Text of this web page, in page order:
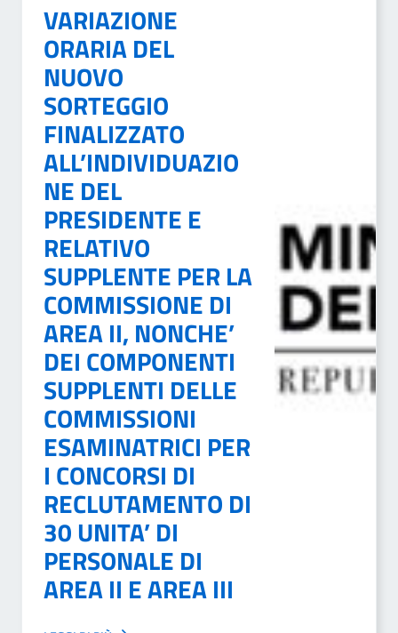
VARIAZIONE
ORARIA DEL
NUOVO
SORTEGGIO
FINALIZZATO
ALL’INDIVIDUAZIO
NE DEL
PRESIDENTE E
RELATIVO
SUPPLENTE PER LA
COMMISSIONE DI
AREA II, NONCHE’
DEI COMPONENTI
SUPPLENTI DELLE
COMMISSIONI
ESAMINATRICI PER
I CONCORSI DI
RECLUTAMENTO DI
30 UNITA’ DI
PERSONALE DI
AREA II E AREA III